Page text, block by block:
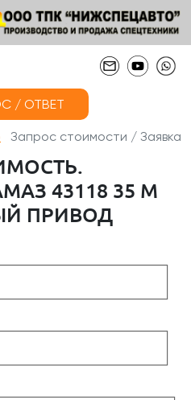
/ ОТВЕТ
Запрос стоимости / Заявка
43118 35 М
ПРИВОД